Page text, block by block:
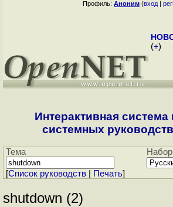
Профиль: Аноним (вход |
(+)
Интерактивная
системных
Тема Набор
[Cписок руководств Печать]
shutdown (2)